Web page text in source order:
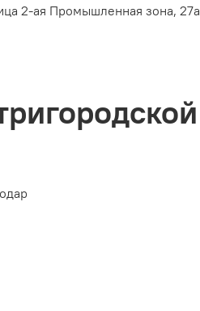
2-ая Промышленная зона, 27а